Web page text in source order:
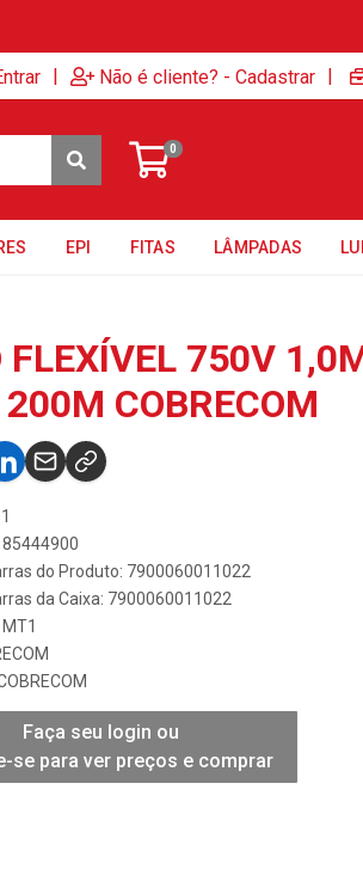
| Não é cliente? - Cadastrar |
0
EPI FITAS LÂMPADAS
FLEXÍVEL 750V
200M COBRECOM
85444900
do Produto: 7900060011022
da Caixa: 7900060011022
Faça seu login ou
se para ver preços e comprar